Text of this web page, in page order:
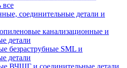
все
соединительные детали и
канализационные и
детали
безраструбные SML и
детали
ВЧШГ и соединительные детали